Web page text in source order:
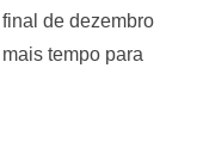
de dezembro
tempo para